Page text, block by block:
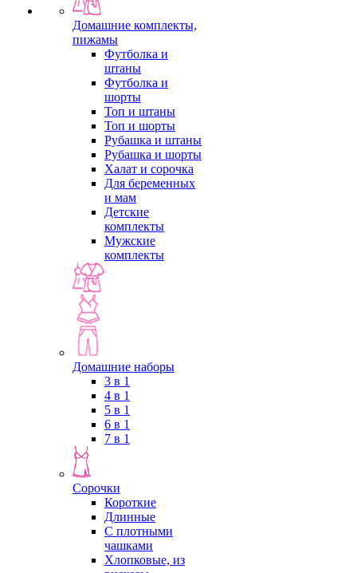
Домашние комплекты,
пижамы
Футболка и
штаны
Футболка и
шорты
Топ и штаны
Топ и шорты
Рубашка и штаны
Рубашка и шорты
Халат и сорочка
Для беременных
и мам
Детские
комплекты
Мужские
комплекты
Домашние наборы
3 в 1
4 в 1
5 в 1
6 в 1
7 в 1
Сорочки
Короткие
Длинные
С плотными
чашками
Хлопковые, из